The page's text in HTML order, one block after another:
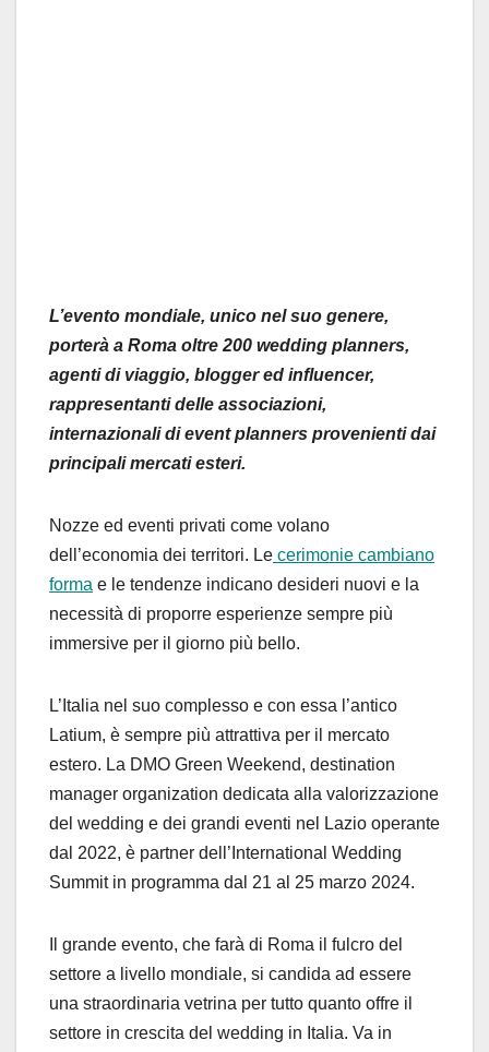
L’evento mondiale, unico nel suo genere,
porterà a Roma oltre 200 wedding planners,
agenti di viaggio, blogger ed influencer,
rappresentanti delle associazioni,
internazionali di event planners provenienti dai
principali mercati esteri.
Nozze ed eventi privati come volano
dell’economia dei territori. Le cerimonie cambiano
forma e le tendenze indicano desideri nuovi e la
necessità di proporre esperienze sempre più
immersive per il giorno più bello.
L’Italia nel suo complesso e con essa l’antico
Latium, è sempre più attrattiva per il mercato
estero. La DMO Green Weekend, destination
manager organization dedicata alla valorizzazione
del wedding e dei grandi eventi nel Lazio operante
dal 2022, è partner dell’International Wedding
Summit in programma dal 21 al 25 marzo 2024.
Il grande evento, che farà di Roma il fulcro del
settore a livello mondiale, si candida ad essere
una straordinaria vetrina per tutto quanto offre il
settore in crescita del wedding in Italia. Va in